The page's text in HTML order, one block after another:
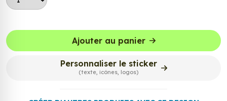
Ajouter au panier
Personnaliser le sticker
(texte, icônes, logos)